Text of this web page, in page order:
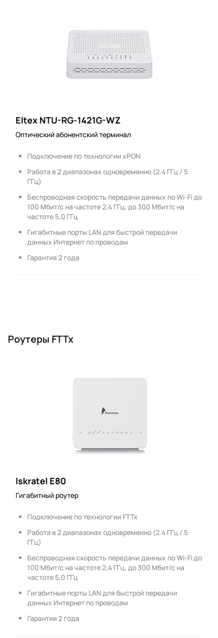
Eltex NTU-RG-1421G-WZ
Оптический абонентский терминал
Подключение по технологии xPON
Работа в 2 диапазонах одновременно (2.4 ГГц / 5
ГГц)
Беспроводная скорость передачи данных по Wi-Fi до
100 Мбит/с на частоте 2,4 ГГц, до 300 Мбит/с на
частоте 5,0 ГГц
Гигабитные порты LAN для быстрой передачи
данных Интернет по проводам
Гарантия 2 года
Роутеры FTTx
Iskratel E80
Гигабитный роутер
Подключение по технологии FTTx
Работа в 2 диапазонах одновременно (2.4 ГГц / 5
ГГц)
Беспроводная скорость передачи данных по Wi-Fi до
100 Мбит/с на частоте 2,4 ГГц, до 300 Мбит/с на
частоте 5,0 ГГц
Гигабитные порты LAN для быстрой передачи
данных Интернет по проводам
Гарантия 2 года